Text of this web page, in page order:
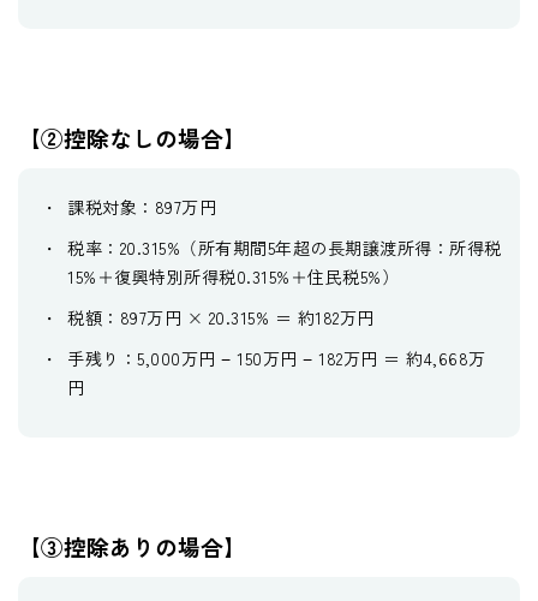
【②控除なしの場合】
課税対象：897万円
税率：20.315%（所有期間5年超の長期譲渡所得：所得税
15%＋復興特別所得税0.315%＋住民税5%）
税額：897万円 × 20.315% ＝ 約182万円
手残り：5,000万円 − 150万円 − 182万円 ＝ 約4,668万
円
【③控除ありの場合】